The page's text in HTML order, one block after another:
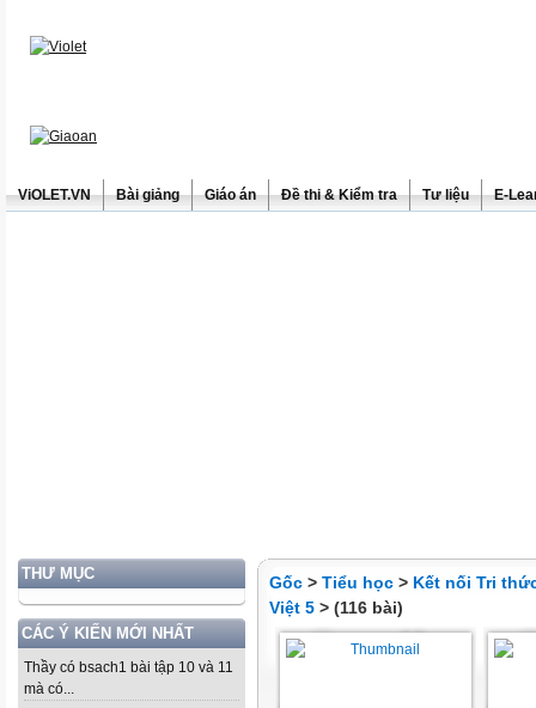
ViOLET.VN Bài giảng Giáo án Đề thi & Kiểm tra Tư liệu E-
THƯ MỤC
CÁC Ý KIẾN MỚI NHẤT
Thầy có bsach1 bài tập 10 và 11
mà có...
Gốc > Tiểu học > Kết nối Tri
Việt 5 > (116 bài)